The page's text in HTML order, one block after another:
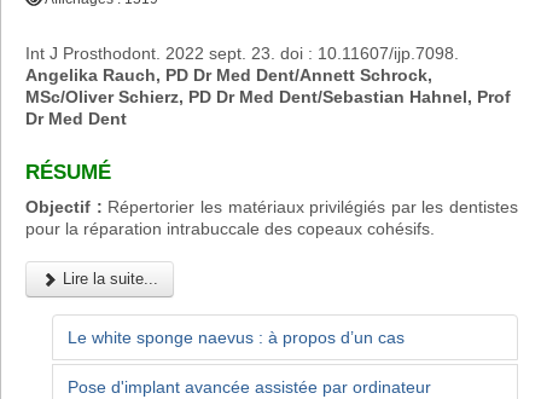
Int J Prosthodont. 2022 sept. 23. doi : 10.11607/ijp.7098.
Angelika Rauch, PD Dr Med Dent/Annett Schrock,
MSc/Oliver Schierz, PD Dr Med Dent/Sebastian Hahnel, Prof
Dr Med Dent
RÉSUMÉ
Objectif : Répertorier les matériaux privilégiés par les dentistes
pour la réparation intrabuccale des copeaux cohésifs.
Lire la suite...
Le white sponge naevus : à propos d’un cas
Pose d'implant avancée assistée par ordinateur